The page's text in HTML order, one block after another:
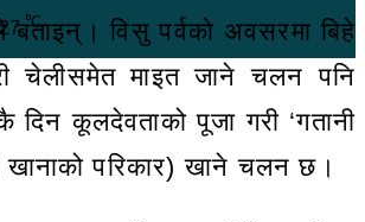
27℃
विसु पर्वको अवसरमा बिहे
चेलीसमेत माइत जाने चलन पनि
दिन कूलदेवताको पूजा गरी ‘गतानी
खानाको परिकार) खाने चलन छ।